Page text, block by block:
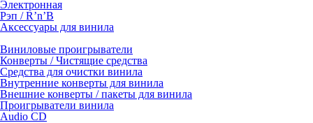
Электронная
Рэп / R’n’B
Аксессуары для винила
Виниловые проигрыватели
Конверты / Чистящие средства
Средства для очистки винила
Внутренние конверты для винила
Внешние конверты / пакеты для винила
Проигрыватели винила
Audio CD